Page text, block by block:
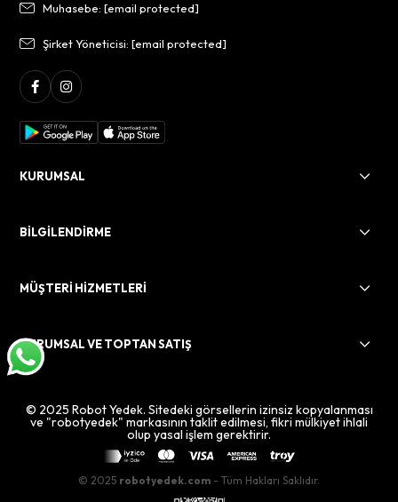
Muhasebe:[email protected]
Şirket Yöneticisi:[email protected]
KURUMSAL
BİLGİLENDİRME
MÜŞTERİ HİZMETLERİ
KURUMSAL VE TOPTAN SATIŞ
© 2025 Robot Yedek. Sitedeki görsellerin izinsiz kopyalanması
ve "robotyedek" markasının taklit edilmesi, fikri mülkiyet ihlali
olup yasal işlem gerektirir.
© 2025 robotyedek.com - Tüm Hakları Saklıdır.